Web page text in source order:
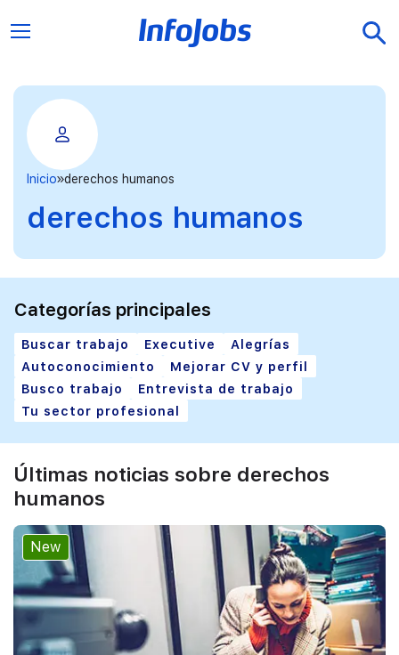
Inicio derechos humanos
derechos humanos
Categorías principales
Buscar trabajo Executive
Alegrías
Autoconocimiento
Mejorar CV y perfil
Busco trabajo
Entrevista de trabajo
Tu sector profesional
Últimas noticias sobre derechos
humanos
New